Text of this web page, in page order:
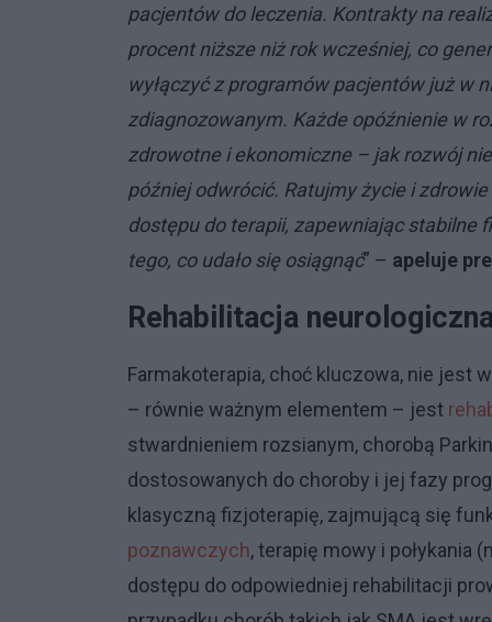
pacjentów do leczenia. Kontrakty na
procent niższe niż rok wcześniej, co
wyłączyć z programów pacjentów już w
zdiagnozowanym. Każde opóźnienie w
zdrowotne i ekonomiczne – jak rozwój
później odwrócić. Ratujmy życie i
dostępu do terapii, zapewniając stabilne
tego, co udało się osiągnąć” – apeluje
Rehabilitacja
Farmakoterapia, choć kluczowa, nie jest
– równie ważnym elementem – jest
stwardnieniem rozsianym, chorobą
dostosowanych do choroby i jej fazy
klasyczną fizjoterapię, zajmującą się
poznawczych, terapię mowy i połykania
dostępu do odpowiedniej rehabilitacji